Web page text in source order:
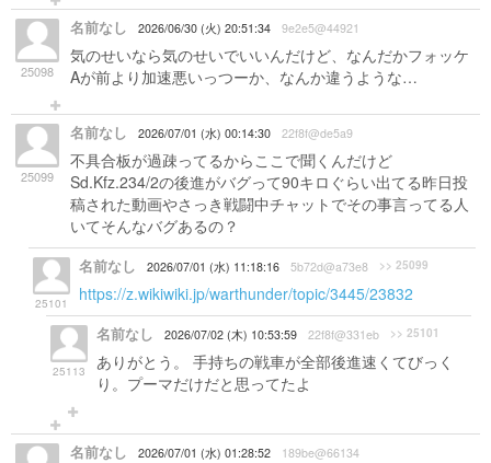
25098
名前なし 2026/06/30 (火) 20:51:34 9e2e5@44921
気のせいなら気のせいでいいんだけど、なんだかフォッケ
Aが前より加速悪いっつーか、なんか違うような…
25099
名前なし 2026/07/01 (水) 00:14:30 22f8f@de5a9
不具合板が過疎ってるからここで聞くんだけど
Sd.Kfz.234/2の後進がバグって90キロぐらい出てる昨日投
稿された動画やさっき戦闘中チャットでその事言ってる人
いてそんなバグあるの？
25101
名前なし 2026/07/01 (水) 11:18:16 5b72d@a73e8 >> 25099
https://z.wikiwiki.jp/warthunder/topic/3445/23832
25113
名前なし 2026/07/02 (木) 10:53:59 22f8f@331eb >> 25101
ありがとう。 手持ちの戦車が全部後進速くてびっく
り。プーマだけだと思ってたよ
名前なし 2026/07/01 (水) 01:28:52 189be@66134